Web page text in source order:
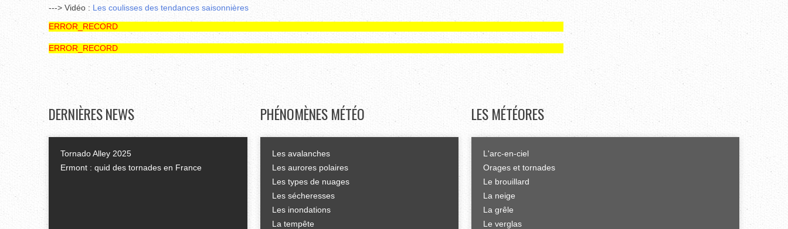
---> Vidéo : L es coulisses des tendances saisonnières
ERROR_RECORD
ERROR_RECORD
DERNIÈRESNEWS
Tornado Alley 2025
Ermont : quid des tornades en France
PHÉNOMÈNES MÉTÉO
Les avalanches
Les aurores polaires
Les types de nuages
Les sécheresses
Les inondations
La tempête
LES MÉTÉORES
L'arc-en-ciel
Orages et tornades
Le brouillard
La neige
La grêle
Le verglas